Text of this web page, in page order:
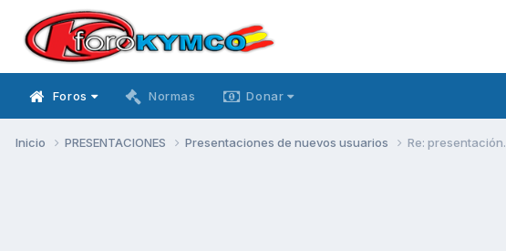
Foros Normas Donar
Inicio PRESENTACIONES Presentaciones de nuevos usuarios Re: presentación.